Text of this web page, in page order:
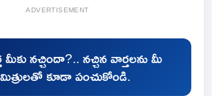
ADVERTISEMENT
నచ్చిందా?.. నచ్చిన వార్తలను మీ
మిత్రులతో కూడా పంచుకోండి.